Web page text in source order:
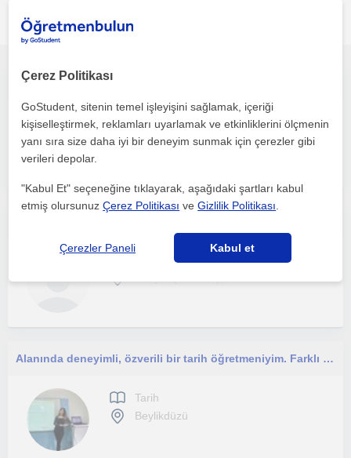
Tarih
Beylikdüzü, Esenyurt (İs...
Alanında deneyimli, özverili bir tarih öğretmeniyim. Farklı eğitim kurumlarında görev alarak öğrenci odaklı ve disiplinli bir eğit
Tarih
Beylikdüzü
Çerez Politikası
GoStudent, sitenin temel işleyişini sağlamak, içeriği
kişiselleştirmek, reklamları uyarlamak ve etkinliklerini ölçmenin
yanı sıra size daha iyi bir deneyim sunmak için çerezler gibi
verileri depolar.
"Kabul Et" seçeneğine tıklayarak, aşağıdaki şartları kabul
etmiş olursunuzÇerez Politikası veGizlilik Politikası
Çerezler Paneli Kabul et